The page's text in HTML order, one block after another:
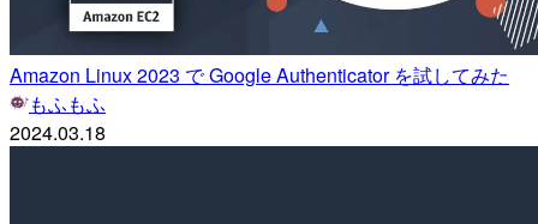
Amazon Linux 2023 で Google Authenticator を試してみた
もふもふ
2024.03.18